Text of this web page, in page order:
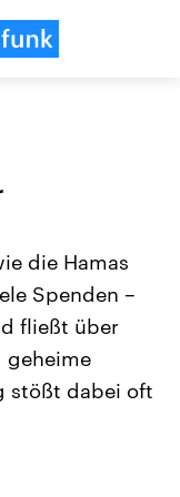
Beiträge,
die Hamas
Spenden –
fließt über
geheime
stößt dabei oft